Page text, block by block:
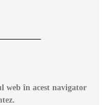
web în acest navigator